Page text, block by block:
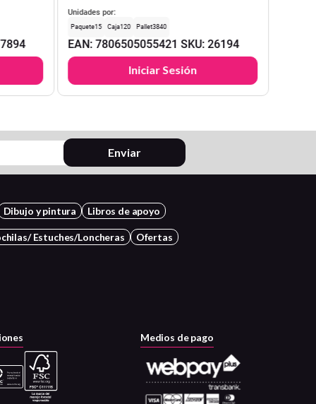
Unidades por:
15 120 3840
EAN:7806505055421 SKU:26194
Iniciar Sesión
Enviar
Dibujo y pintura Libros de apoyo
Estuches/Loncheras Ofertas
Medios de pago